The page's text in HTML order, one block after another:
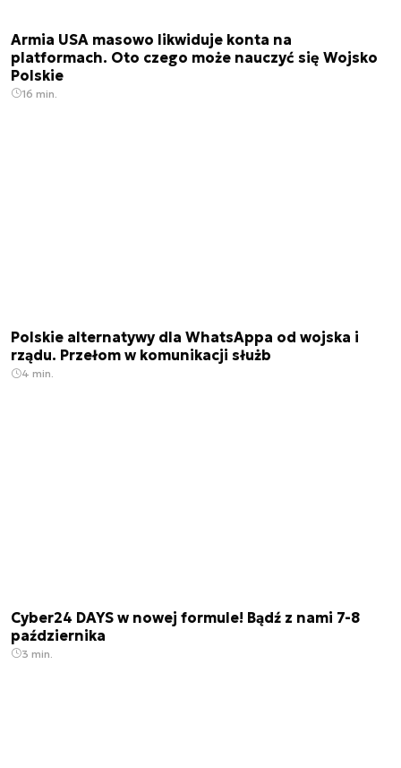
Armia USA masowo likwiduje konta na
platformach. Oto czego może nauczyć się Wojsko
Polskie
16 min.
Polskie alternatywy dla WhatsAppa od wojska i
rządu. Przełom w komunikacji służb
4 min.
Cyber24 DAYS w nowej formule! Bądź z nami 7-8
października
3 min.